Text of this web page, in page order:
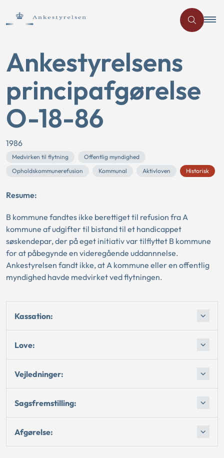
Ankestyrelsens
principafgørelse
O-18-86
1986
Medvirken til flytning
Offentlig myndighed
Opholdskommunerefusion
Kommunal Aktivloven Historisk
Resume:
B kommune fandtes ikke berettiget til refusion fra A
kommune af udgifter til bistand til et handicappet
søskendepar, der på eget initiativ var tilflyttet B kommune
for at påbegynde en videregående uddannnelse.
Ankestyrelsen fandt ikke, at A kommune eller en offentlig
myndighed havde medvirket ved flytningen.
Kassation:
Love:
Vejledninger:
Sagsfremstilling:
Afgørelse: